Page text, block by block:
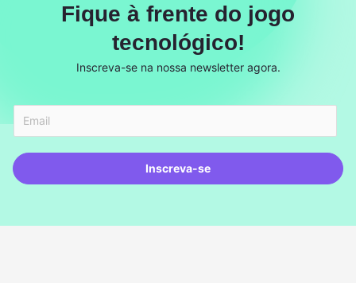
Fique à frente do jogo
tecnológico!
Inscreva-se na nossa newsletter agora.
Inscreva-se